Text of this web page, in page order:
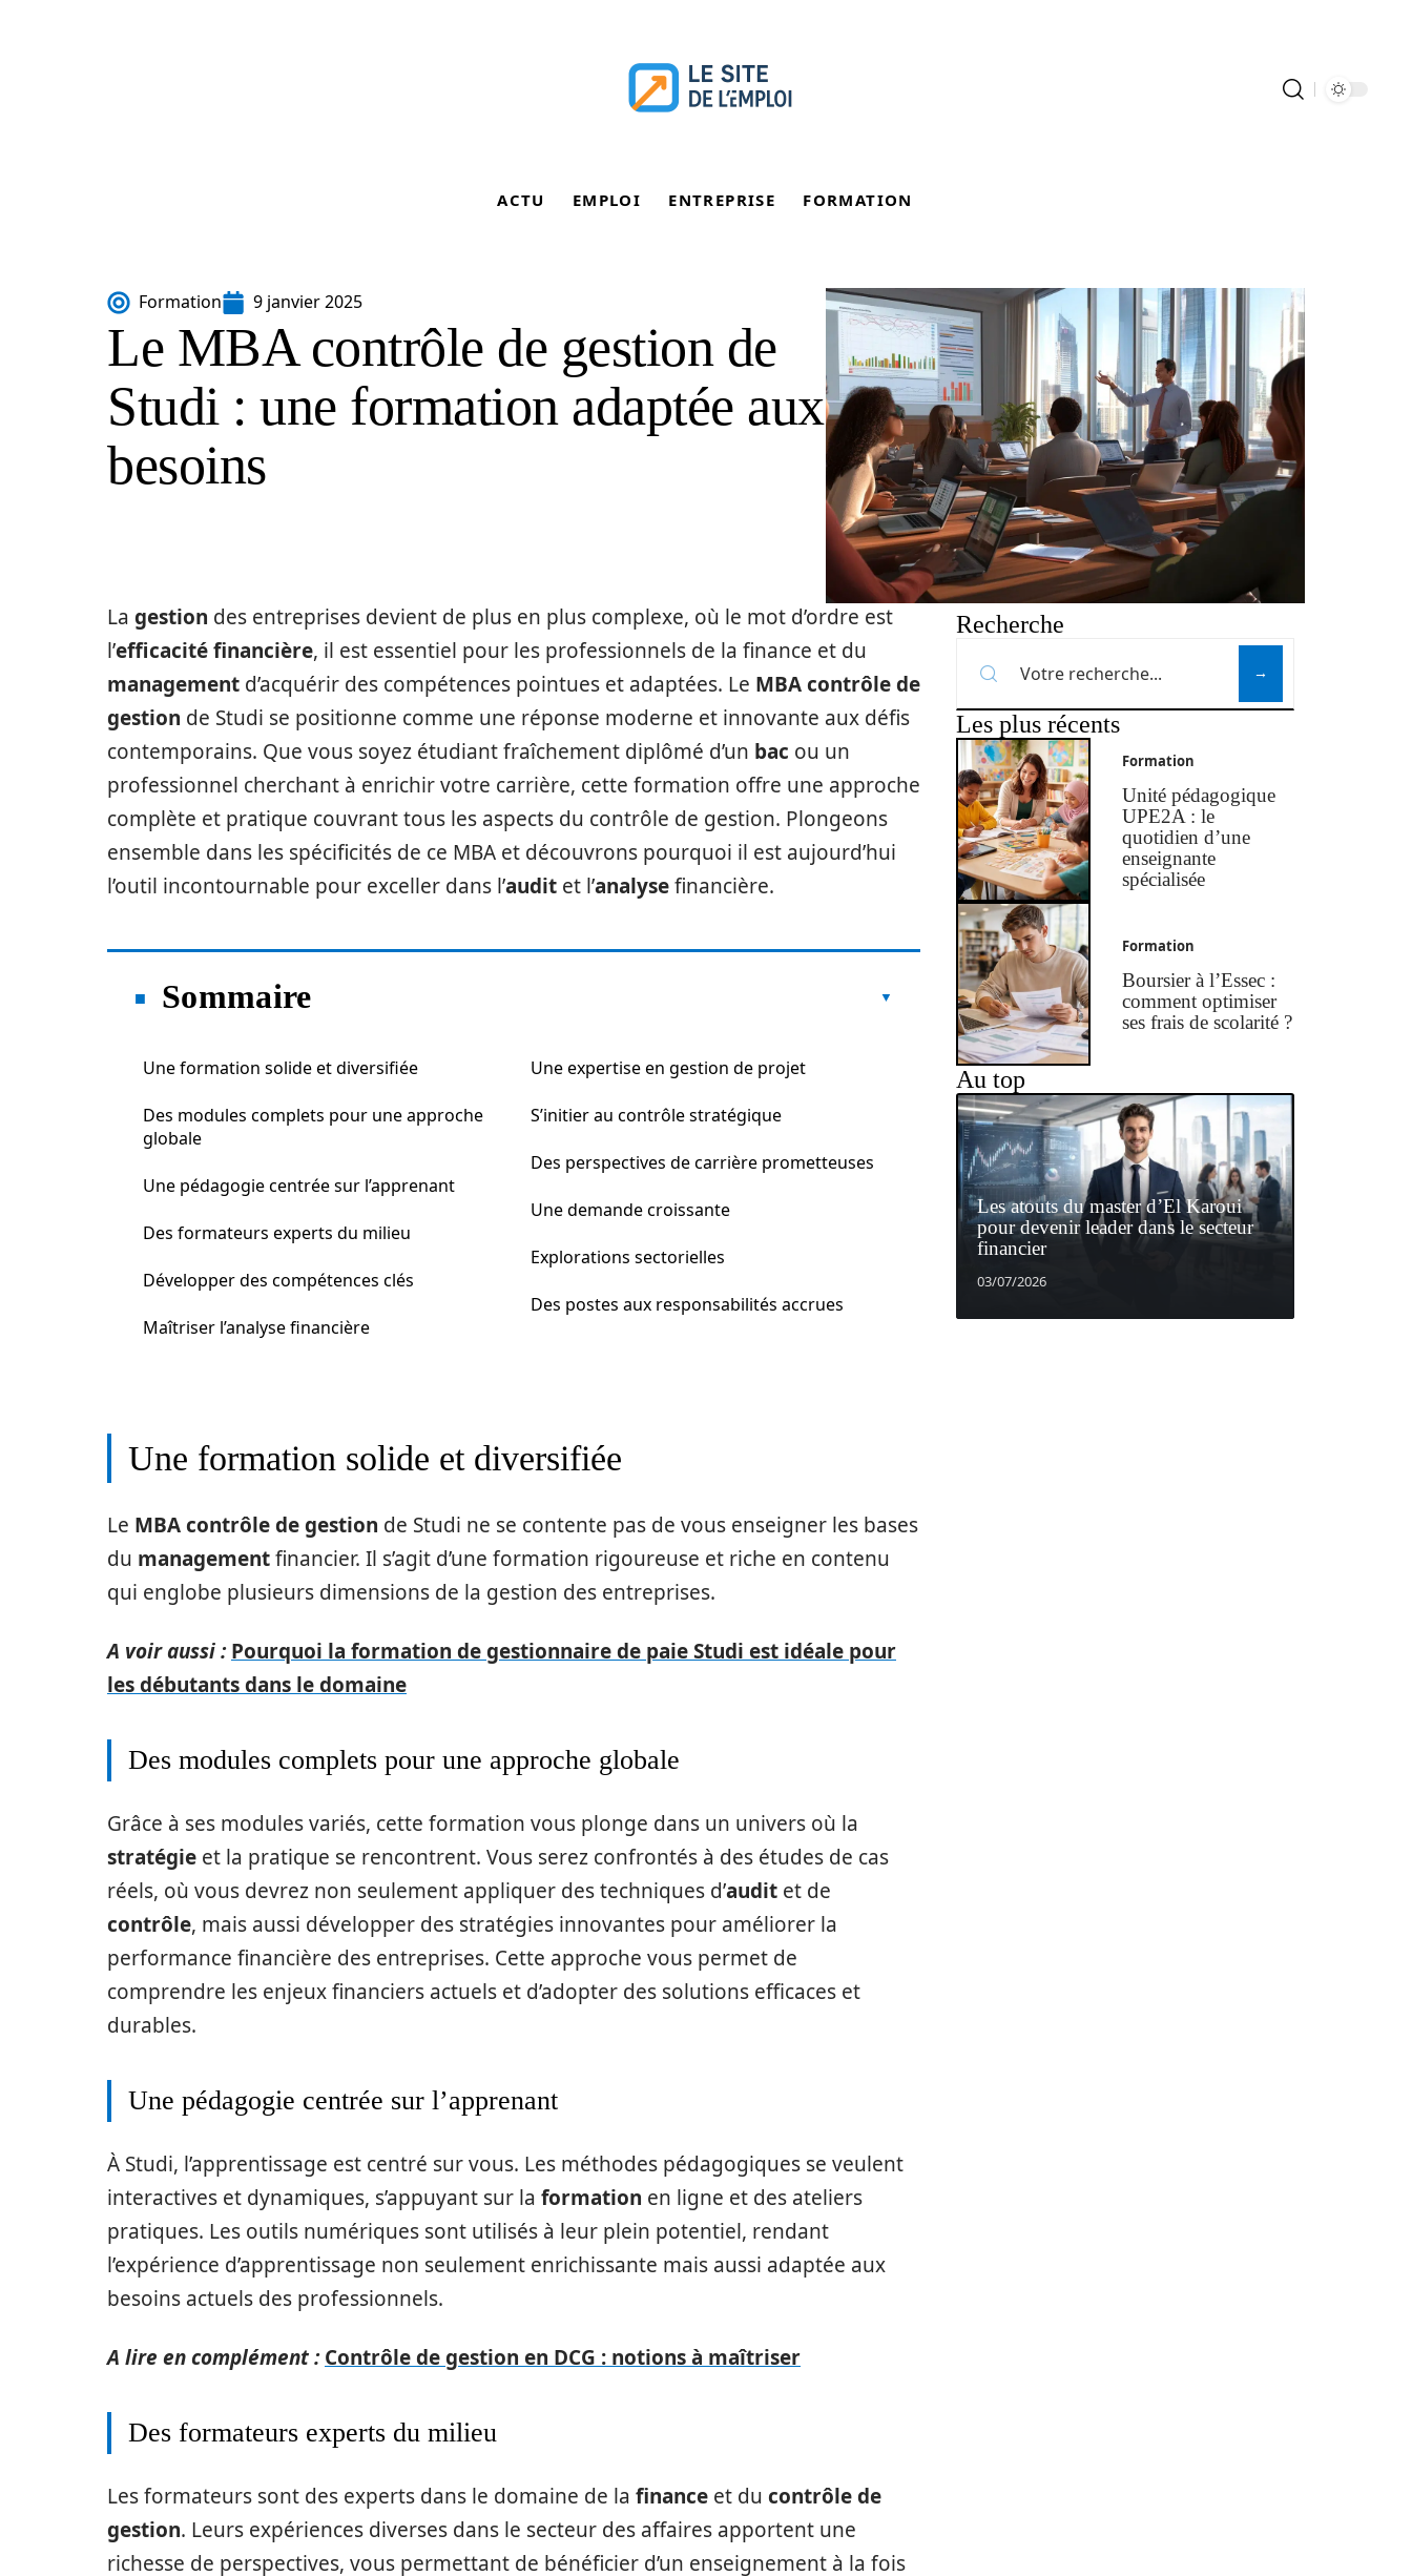
ACTU EMPLOI ENTREPRISE FORMATION
Formation 9 janvier 2025
Le MBA contrôle de gestion de
Studi : une formation adaptée aux
besoins
La gestion des entreprises devient de plus en plus complexe, où le mot d’ordre est
l’efficacité financière, il est essentiel pour les professionnels de la finance et du
management d’acquérir des compétences pointues et adaptées. Le MBA contrôle de
gestion de Studi se positionne comme une réponse moderne et innovante aux défis
contemporains. Que vous soyez étudiant fraîchement diplômé d’un bac ou un
professionnel cherchant à enrichir votre carrière, cette formation offre une approche
complète et pratique couvrant tous les aspects du contrôle de gestion. Plongeons
ensemble dans les spécificités de ce MBA et découvrons pourquoi il est aujourd’hui
l’outil incontournable pour exceller dans l’audit et l’analysefinancière.
Sommaire
Une formation solide et diversifiée
Des modules complets pour une approche
globale
Une pédagogie centrée sur l’apprenant
Des formateurs experts du milieu
Développer des compétences clés
Maîtriser l’analyse financière
Une expertise en gestion de projet
S’initier au contrôle stratégique
Des perspectives de carrière prometteuses
Une demande croissante
Explorations sectorielles
Des postes aux responsabilités accrues
Une formation solide et diversifiée
Le MBA contrôle de gestion de Studi ne se contente pas de vous enseigner les bases
du managementfinancier. Il s’agit d’une formation rigoureuse et riche en contenu
qui englobe plusieurs dimensions de la gestion des entreprises.
A voir aussi : Pourquoi la formation de gestionnaire de paie Studi est idéale pour
les débutants dans le domaine
Des modules complets pour une approche globale
Grâce à ses modules variés, cette formation vous plonge dans un univers où la
stratégie et la pratique se rencontrent. Vous serez confrontés à des études de cas
réels, où vous devrez non seulement appliquer des techniques d’audit et de
contrôle, mais aussi développer des stratégies innovantes pour améliorer la
performance financière des entreprises. Cette approche vous permet de
comprendre les enjeux financiers actuels et d’adopter des solutions efficaces et
durables.
Une pédagogie centrée sur l’apprenant
À Studi, l’apprentissage est centré sur vous. Les méthodes pédagogiques se veulent
interactives et dynamiques, s’appuyant sur la formation en ligne et des ateliers
pratiques. Les outils numériques sont utilisés à leur plein potentiel, rendant
l’expérience d’apprentissage non seulement enrichissante mais aussi adaptée aux
besoins actuels des professionnels.
A lire en complément : Contrôle de gestion en DCG : notions à maîtriser
Des formateurs experts du milieu
Les formateurs sont des experts dans le domaine de la finance et du contrôle de
gestion. Leurs expériences diverses dans le secteur des affaires apportent une
richesse de perspectives, vous permettant de bénéficier d’un enseignement à la fois
Recherche
Les plus récents
Formation
Unité pédagogique
UPE2A : le
quotidien d’une
enseignante
spécialisée
Formation
Boursier à l’Essec :
comment optimiser
ses frais de scolarité ?
Au top
Les atouts du master d’El Karoui
pour devenir leader dans le secteur
financier
03/07/2026